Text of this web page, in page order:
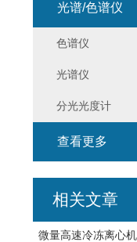
光谱/色谱仪
色谱仪
光谱仪
分光光度计
查看更多
相关文章
微量高速冷冻离心